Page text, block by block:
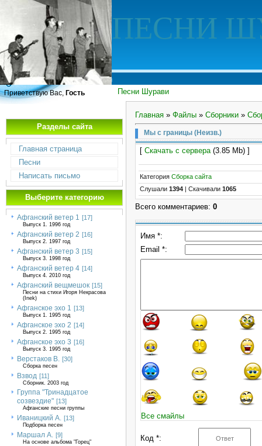
ПЕСНИ
Песни Шурави
Приветствую Вас, Гость
Разделы сайта
Главная страница
Песни
Написать письмо
Выберите категорию
Афганский ветер 1 [17]
Выпуск 1. 1996 год
Афганский ветер 2 [16]
Выпуск 2. 1997 год
Афганский ветер 3 [15]
Выпуск 3. 1998 год
Афганский ветер 4 [14]
Выпуск 4. 2010 год
Афганский вещмешок [15]
Песни на стихи Игоря Некрасова
(Inek)
Афганское эхо 1 [13]
Выпуск 1. 1995 год
Афганское эхо 2 [14]
Выпуск 2. 1995 год
Афганское эхо 3 [16]
Выпуск 3. 1995 год
Верстаков В. [30]
Сборка песен
Взвод [11]
Сборник. 2003 год
Группа "Тринадцатое
созвездие" [13]
Афганские песни группы
Иваницкий А. [13]
Подборка песен
Маршал А. [9]
На основе альбома "Горец"
Главная » Файлы » Сборники »
Мы с границы (Неизв.)
[ Скачать с сервера(3.85 Mb) ]
Категория Сборка сайта
Слушали 1394 Скачивали 1065
Всего комментариев: 0
Имя *:
Email *:
Все смайлы
Код *: